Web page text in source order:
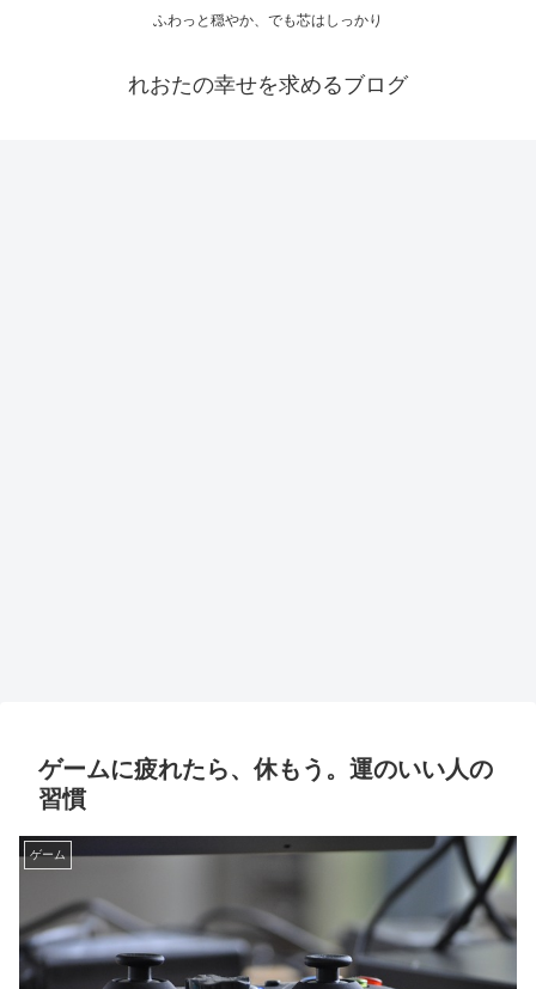
ふわっと穏やか、でも芯はしっかり
れおたの幸せを求めるブログ
ゲームに疲れたら、休もう。運のいい人の
習慣
ゲーム